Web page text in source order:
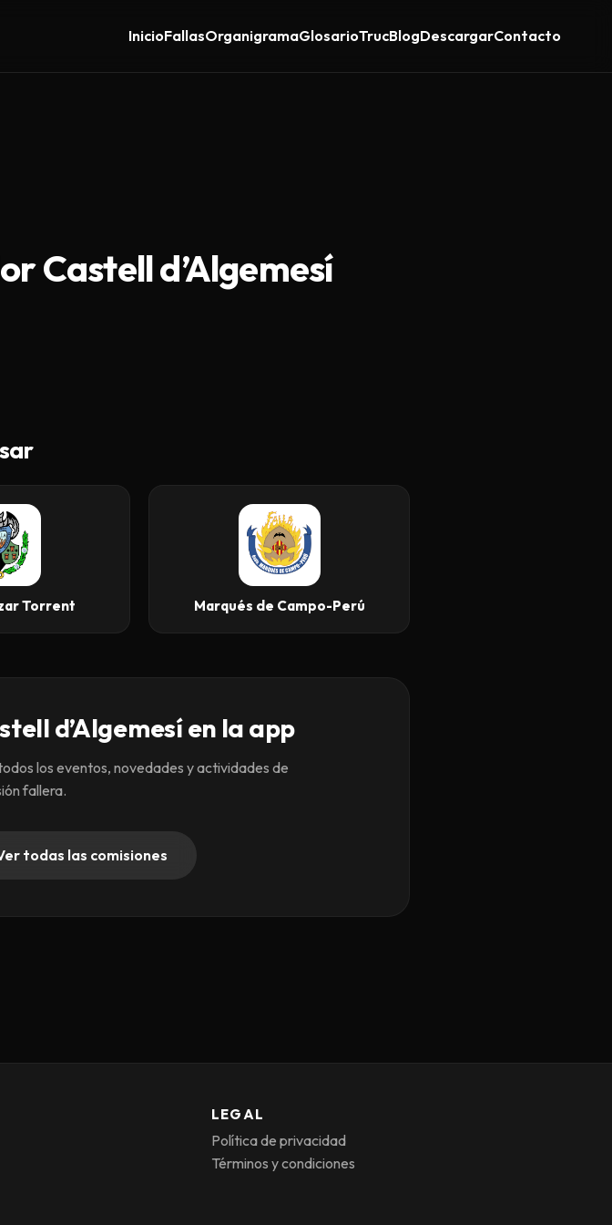
InicioFallasOrganigramaGlosarioTrucBlogDescargarContacto
Castell d’Algemesí
Torrent Marqués de Campo-Perú
d’Algemesí en la app
los eventos, novedades y actividades de
fallera.
todas las comisiones
LEGAL
Política de privacidad
Términos y condiciones